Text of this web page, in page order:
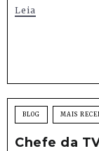
Leia
BLOG MAIS
Chefe da